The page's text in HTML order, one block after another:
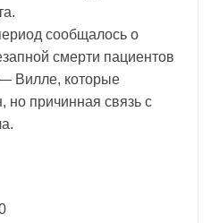
сообщалось о
смерти пациентов
Вилле, которые
но причинная связь с